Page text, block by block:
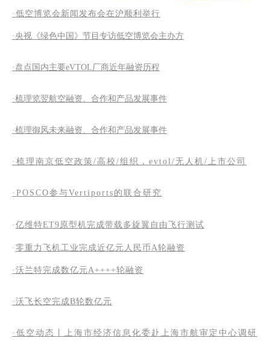
·低空博览会新闻发布会在沪顺利举行
·央视《绿色中国》节目专访低空博览会主办方
·盘点国内主要eVTOL厂商近年融资历程
·梳理览翌航空融资、合作和产品发展事件
·梳理御风未来融资、合作和产品发展事件
·梳理南京低空政策/高校/组织，evtol/无人机/上市公司
·POSCO参与Vertiports的联合研究
· 亿维特ET9原型机完成带载多旋翼自由飞行测试
· 零重力飞机工业完成近亿元人民币A轮融资
·沃兰特完成数亿元A++++轮融资
·沃飞长空完成B轮数亿元
·低空动态丨上海市经济信息化委赴上海市航审定中心调研